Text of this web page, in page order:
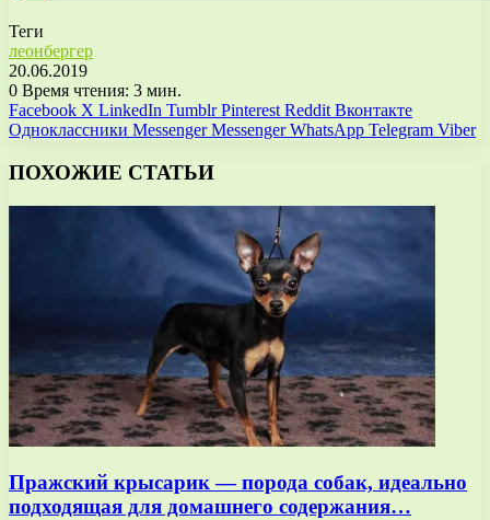
Теги
леонбергер
20.06.2019
0 Время чтения: 3 мин.
Facebook X LinkedIn Tumblr Pinterest Reddit Вконтакте
Одноклассники Messenger Messenger WhatsApp Telegram Viber
ПОХОЖИЕ СТАТЬИ
Пражский крысарик — порода собак, идеально
подходящая для домашнего содержания…